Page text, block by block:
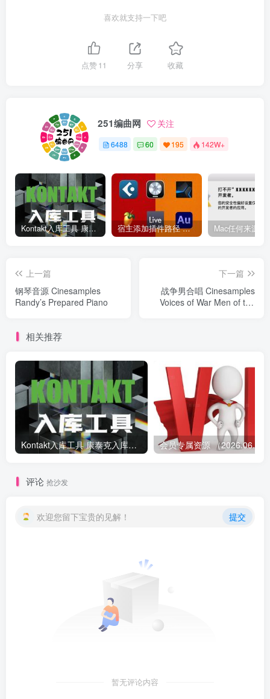
喜欢就支持一下吧
点赞11 分享 收藏
251编曲网 关注
6488 60 195 142W+
Kontakt入库工具 康泰克入库教程 宿主添加插件路径 插件路径设置 VSTPlugins路径
上一篇
钢琴音源 Cinesamples
Randy’s Prepared Piano
下一篇
战争男合唱 Cinesamples
Voices of War Men of the
相关推荐
Kontakt入库工具 康泰克入库教程
评论 抢沙发
欢迎您留下宝贵的见解！ 提交
暂无评论内容